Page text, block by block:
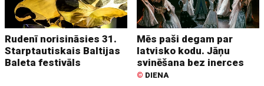
Rudenī norisināsies 31.
Starptautiskais Baltijas
Baleta festivāls
Mēs paši degam par
latvisko kodu. Jāņu
svinēšana bez inerces
© DIENA